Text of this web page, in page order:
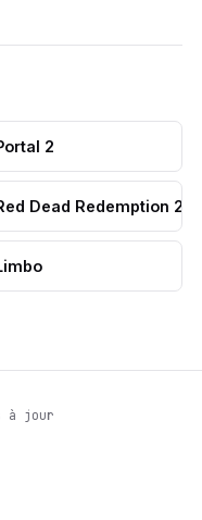
2
Dead Redemption 2
à jour